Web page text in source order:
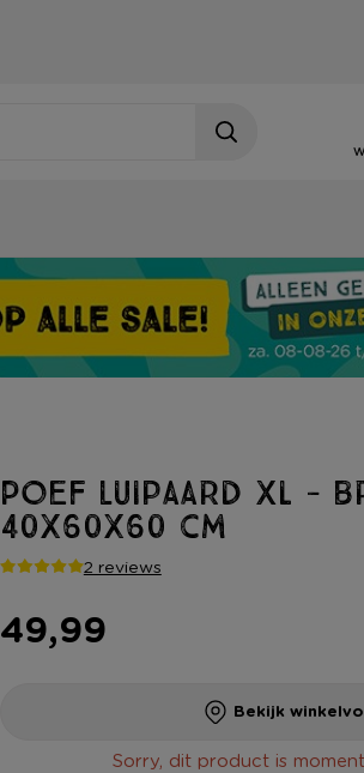
Poef luipaard XL -
40x60x60 cm
2 reviews
49,99
Bekijk
Sorry, dit product is